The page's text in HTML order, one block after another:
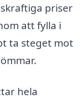
priser
att fylla i
ta steget mot
hela